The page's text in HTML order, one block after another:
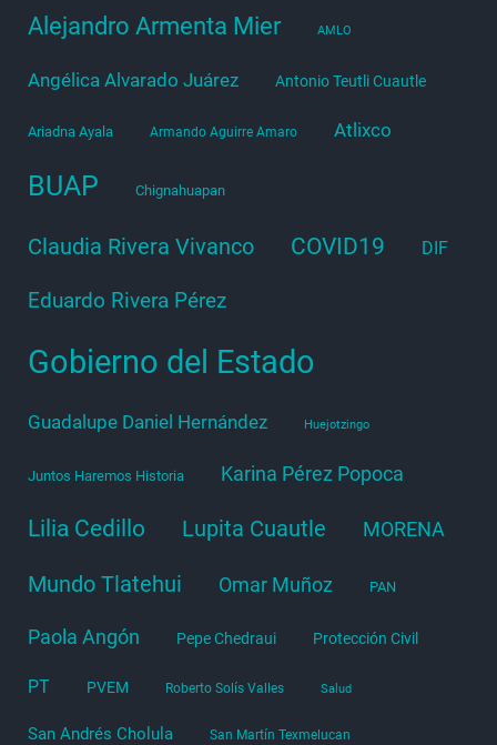
Alejandro Armenta Mier AMLO
Angélica Alvarado Juárez Antonio Teutli Cuautle
Ariadna Ayala Armando Aguirre Amaro Atlixco
BUAP Chignahuapan
Claudia Rivera Vivanco COVID19 DIF
Eduardo Rivera Pérez
Gobierno del Estado
Guadalupe Daniel Hernández Huejotzingo
Juntos Haremos Historia Karina Pérez Popoca
Lilia Cedillo Lupita Cuautle MORENA
Mundo Tlatehui Omar Muñoz PAN
Paola Angón Pepe Chedraui Protección Civil
PT PVEM Roberto Solís Valles Salud
San Andrés Cholula San Martín Texmelucan